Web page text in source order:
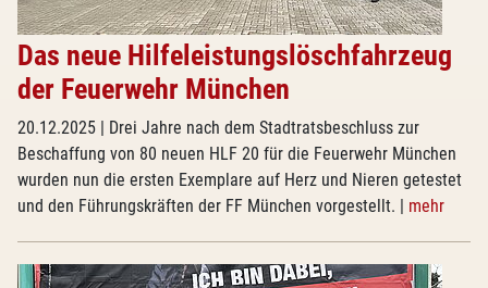
Das neue Hilfeleistungslöschfahrzeug
der Feuerwehr München
20.12.2025 | Drei Jahre nach dem Stadtratsbeschluss zur
Beschaffung von 80 neuen HLF 20 für die Feuerwehr München
wurden nun die ersten Exemplare auf Herz und Nieren getestet
und den Führungskräften der FF München vorgestellt. | mehr